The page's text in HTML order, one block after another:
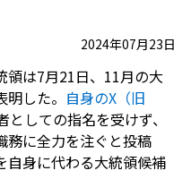
2024年07月23日
領は7月21日、11月の大
した。 自身のX（旧
としての指名を受けず、
務に全力を注ぐと投稿
自身に代わる大統領候補